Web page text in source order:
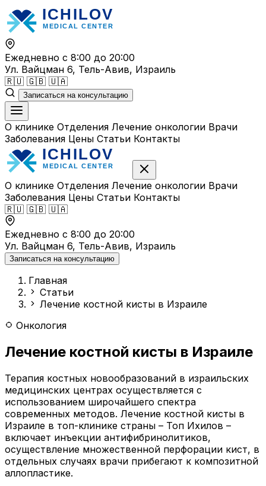
Перейти
к
содержимому
Ежедневно с 8:00 до 20:00
Ул. Вайцман 6, Тель-Авив, Израиль
🇷🇺 🇬🇧 🇺🇦
Записаться на консультацию
О клинике Отделения Лечение онкологии Врачи
Заболевания Цены Статьи Контакты
О клинике Отделения Лечение онкологии Врачи
Заболевания Цены Статьи Контакты
🇷🇺 🇬🇧 🇺🇦
Ежедневно с 8:00 до 20:00
Ул. Вайцман 6, Тель-Авив, Израиль
Записаться на консультацию
Главная
Статьи
Лечение костной кисты в Израиле
Онкология
Лечение костной кисты в Израиле
Терапия костных новообразований в израильских
медицинских центрах осуществляется с
использованием широчайшего спектра
современных методов. Лечение костной кисты в
Израиле в топ-клинике страны – Топ Ихилов –
включает инъекции антифибринолитиков,
осуществление множественной перфорации кист, в
отдельных случаях врачи прибегают к композитной
аллопластике.